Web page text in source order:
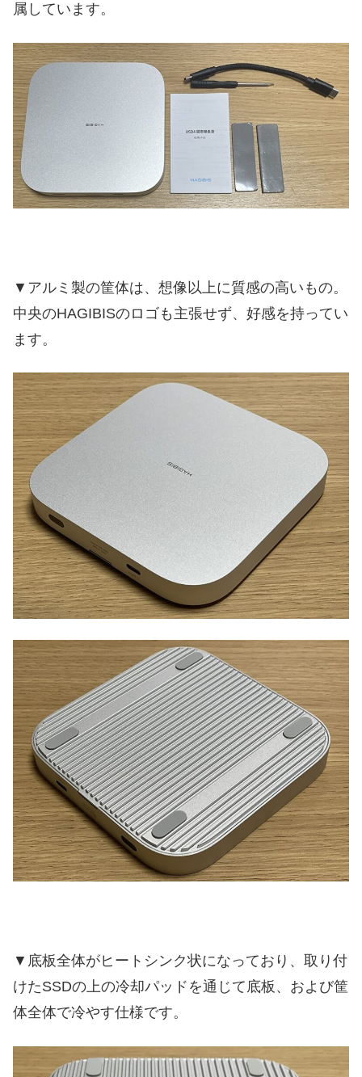
属しています。
▼アルミ製の筐体は、想像以上に質感の高いもの。
中央のHAGIBISのロゴも主張せず、好感を持ってい
ます。
▼底板全体がヒートシンク状になっており、取り付
けたSSDの上の冷却パッドを通じて底板、および筐
体全体で冷やす仕様です。